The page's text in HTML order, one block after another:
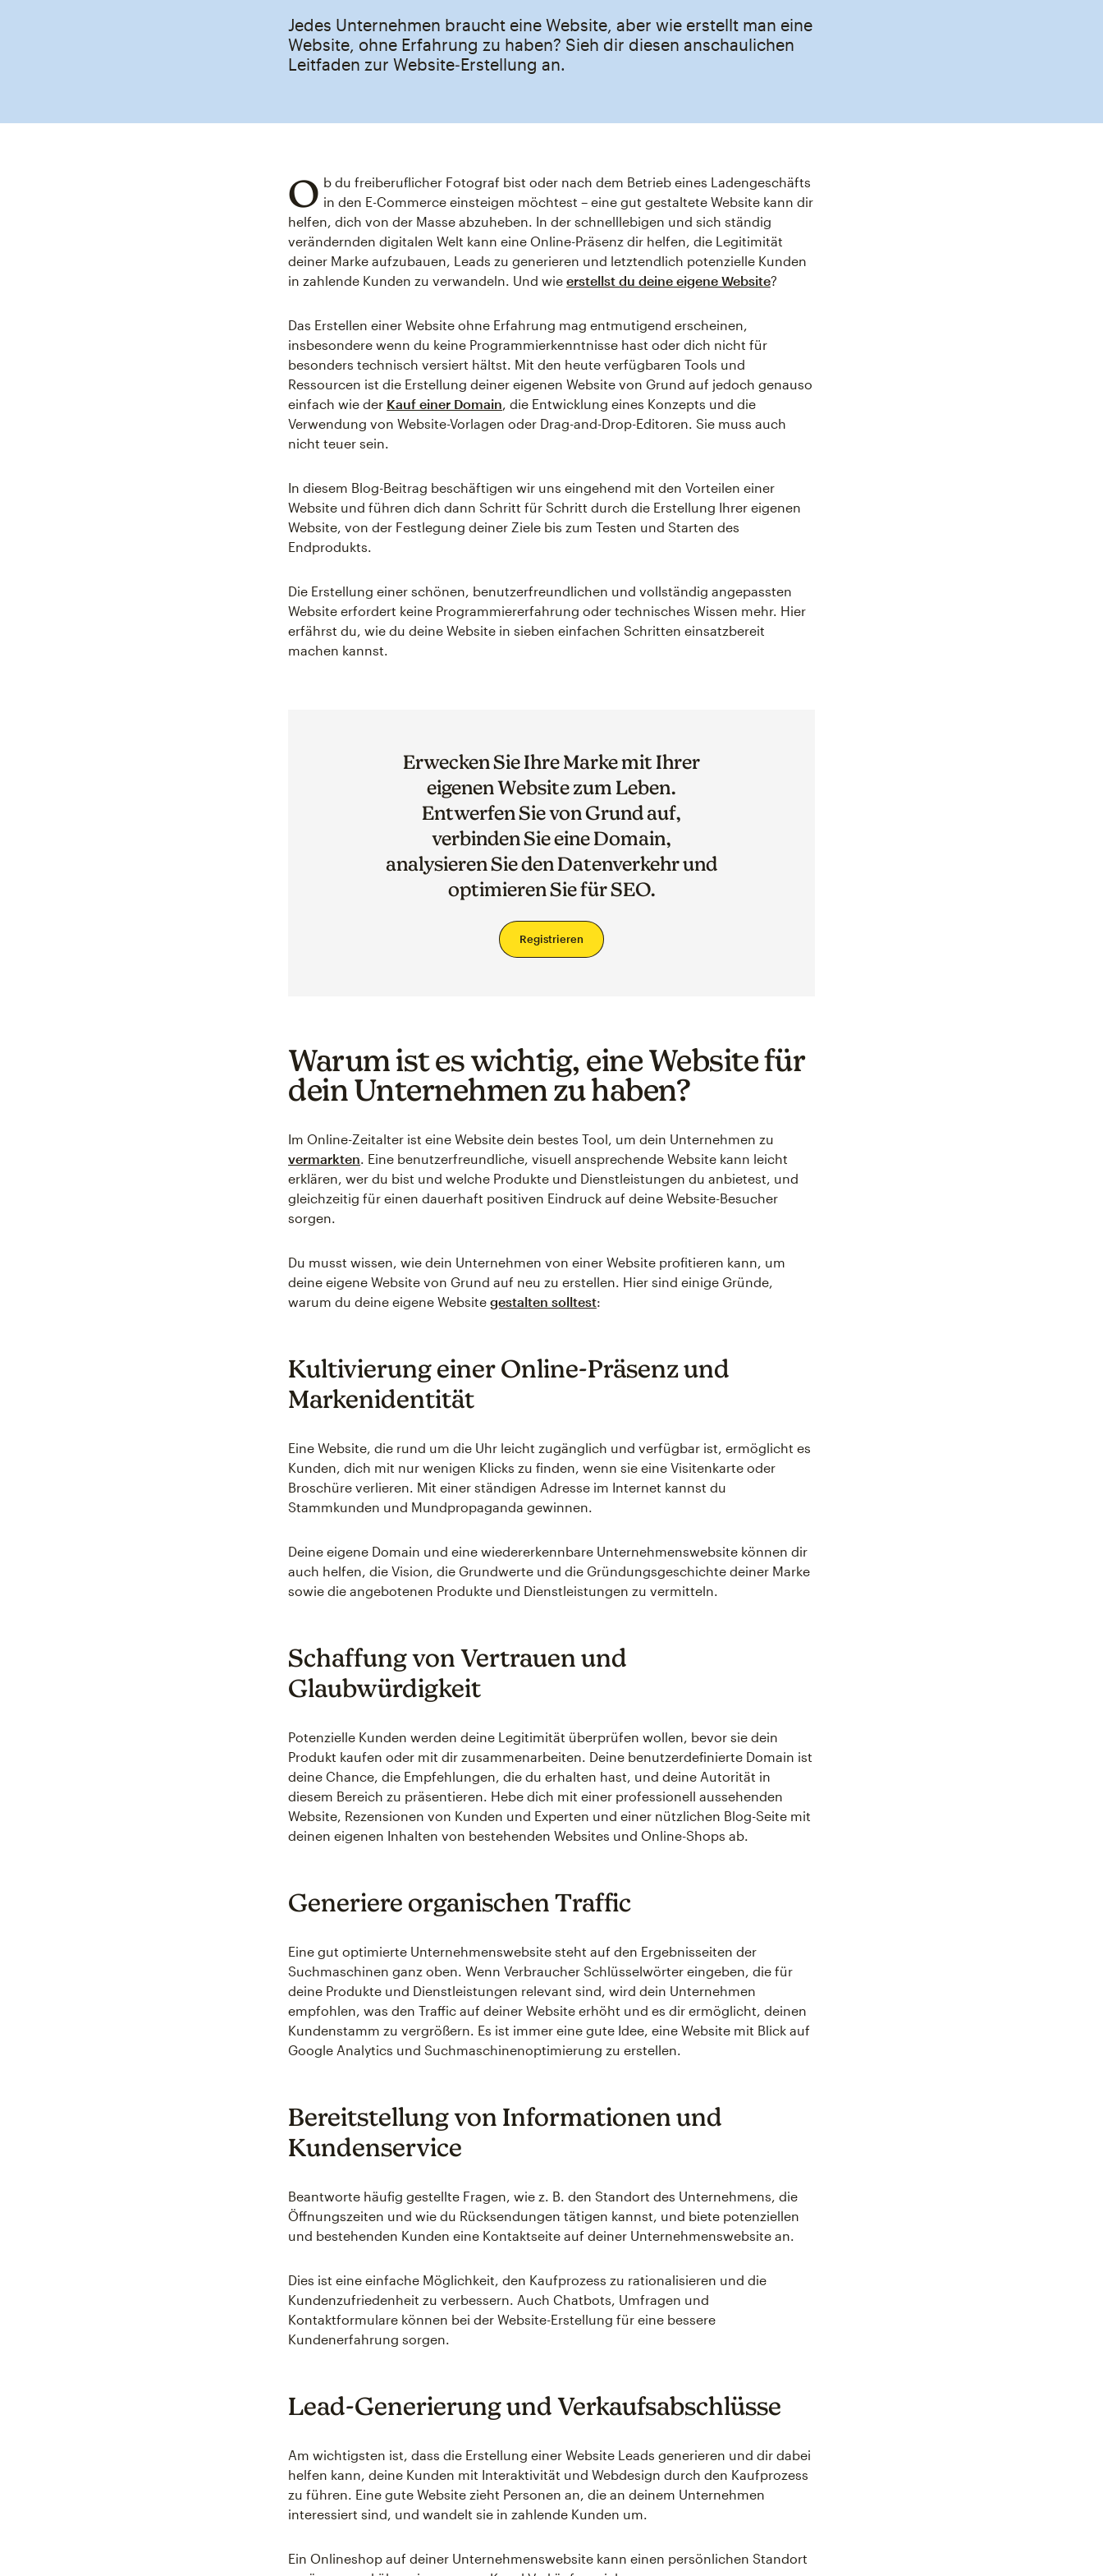
Jedes Unternehmen braucht eine Website, aber wie erstellt man eine
Website, ohne Erfahrung zu haben? Sieh dir diesen anschaulichen
Leitfaden zur Website‑Erstellung an.
O b du freiberuflicher Fotograf bist oder nach dem Betrieb eines Ladengeschäfts
in den E-Commerce einsteigen möchtest – eine gut gestaltete Website kann dir
helfen, dich von der Masse abzuheben. In der schnelllebigen und sich ständig
verändernden digitalen Welt kann eine Online-Präsenz dir helfen, die Legitimität
deiner Marke aufzubauen, Leads zu generieren und letztendlich potenzielle Kunden
in zahlende Kunden zu verwandeln. Und wie erstellst du deine eigene Website?
Das Erstellen einer Website ohne Erfahrung mag entmutigend erscheinen,
insbesondere wenn du keine Programmierkenntnisse hast oder dich nicht für
besonders technisch versiert hältst. Mit den heute verfügbaren Tools und
Ressourcen ist die Erstellung deiner eigenen Website von Grund auf jedoch genauso
einfach wie der Kauf einer Domain, die Entwicklung eines Konzepts und die
Verwendung von Website-Vorlagen oder Drag-and-Drop-Editoren. Sie muss auch
nicht teuer sein.
In diesem Blog-Beitrag beschäftigen wir uns eingehend mit den Vorteilen einer
Website und führen dich dann Schritt für Schritt durch die Erstellung Ihrer eigenen
Website, von der Festlegung deiner Ziele bis zum Testen und Starten des
Endprodukts.
Die Erstellung einer schönen, benutzerfreundlichen und vollständig angepassten
Website erfordert keine Programmiererfahrung oder technisches Wissen mehr. Hier
erfährst du, wie du deine Website in sieben einfachen Schritten einsatzbereit
machen kannst.
Erwecken Sie Ihre Marke mit Ihrer
eigenen Website zum Leben.
Entwerfen Sie von Grund auf,
verbinden Sie eine Domain,
analysieren Sie den Datenverkehr und
optimieren Sie für SEO.
Registrieren
Warum ist es wichtig, eine Website für
dein Unternehmen zu haben?
Im Online-Zeitalter ist eine Website dein bestes Tool, um dein Unternehmen zu
vermarkten. Eine benutzerfreundliche, visuell ansprechende Website kann leicht
erklären, wer du bist und welche Produkte und Dienstleistungen du anbietest, und
gleichzeitig für einen dauerhaft positiven Eindruck auf deine Website-Besucher
sorgen.
Du musst wissen, wie dein Unternehmen von einer Website profitieren kann, um
deine eigene Website von Grund auf neu zu erstellen. Hier sind einige Gründe,
warum du deine eigene Website gestalten solltest:
Kultivierung einer Online-Präsenz und
Markenidentität
Eine Website, die rund um die Uhr leicht zugänglich und verfügbar ist, ermöglicht es
Kunden, dich mit nur wenigen Klicks zu finden, wenn sie eine Visitenkarte oder
Broschüre verlieren. Mit einer ständigen Adresse im Internet kannst du
Stammkunden und Mundpropaganda gewinnen.
Deine eigene Domain und eine wiedererkennbare Unternehmenswebsite können dir
auch helfen, die Vision, die Grundwerte und die Gründungsgeschichte deiner Marke
sowie die angebotenen Produkte und Dienstleistungen zu vermitteln.
Schaffung von Vertrauen und
Glaubwürdigkeit
Potenzielle Kunden werden deine Legitimität überprüfen wollen, bevor sie dein
Produkt kaufen oder mit dir zusammenarbeiten. Deine benutzerdefinierte Domain ist
deine Chance, die Empfehlungen, die du erhalten hast, und deine Autorität in
diesem Bereich zu präsentieren. Hebe dich mit einer professionell aussehenden
Website, Rezensionen von Kunden und Experten und einer nützlichen Blog-Seite mit
deinen eigenen Inhalten von bestehenden Websites und Online-Shops ab.
Generiere organischen Traffic
Eine gut optimierte Unternehmenswebsite steht auf den Ergebnisseiten der
Suchmaschinen ganz oben. Wenn Verbraucher Schlüsselwörter eingeben, die für
deine Produkte und Dienstleistungen relevant sind, wird dein Unternehmen
empfohlen, was den Traffic auf deiner Website erhöht und es dir ermöglicht, deinen
Kundenstamm zu vergrößern. Es ist immer eine gute Idee, eine Website mit Blick auf
Google Analytics und Suchmaschinenoptimierung zu erstellen.
Bereitstellung von Informationen und
Kundenservice
Beantworte häufig gestellte Fragen, wie z. B. den Standort des Unternehmens, die
Öffnungszeiten und wie du Rücksendungen tätigen kannst, und biete potenziellen
und bestehenden Kunden eine Kontaktseite auf deiner Unternehmenswebsite an.
Dies ist eine einfache Möglichkeit, den Kaufprozess zu rationalisieren und die
Kundenzufriedenheit zu verbessern. Auch Chatbots, Umfragen und
Kontaktformulare können bei der Website-Erstellung für eine bessere
Kundenerfahrung sorgen.
Lead-Generierung und Verkaufsabschlüsse
Am wichtigsten ist, dass die Erstellung einer Website Leads generieren und dir dabei
helfen kann, deine Kunden mit Interaktivität und Webdesign durch den Kaufprozess
zu führen. Eine gute Website zieht Personen an, die an deinem Unternehmen
interessiert sind, und wandelt sie in zahlende Kunden um.
Ein Onlineshop auf deiner Unternehmenswebsite kann einen persönlichen Standort